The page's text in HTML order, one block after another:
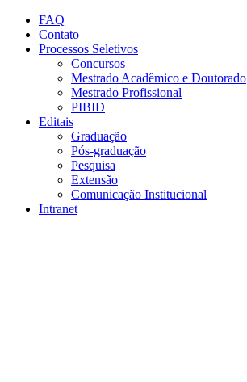
Conteúdo principal
FAQ
Contato
Processos Seletivos
Concursos
Mestrado Acadêmico e Doutorado
Mestrado Profissional
PIBID
Editais
Graduação
Pós-graduação
Pesquisa
Extensão
Comunicação Institucional
Intranet